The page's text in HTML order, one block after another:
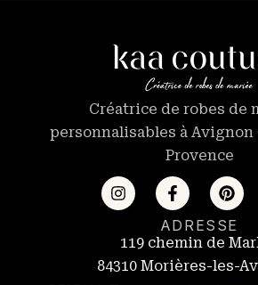
ADRESSE
119 chemin de
84310 Morières-les-
Créatrice de robes de
personnalisables à Avignon
Provence